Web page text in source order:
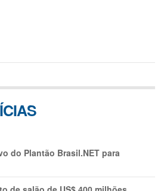
do Plantão Brasil.NET para